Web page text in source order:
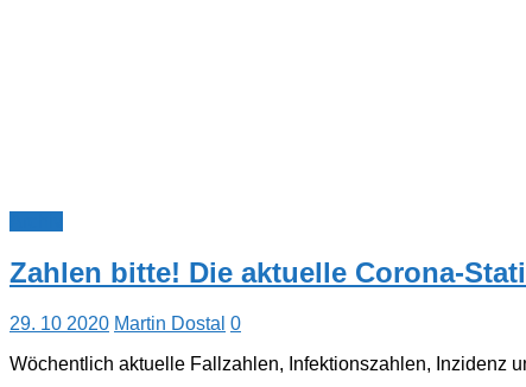
Zahlen bitte! Die aktuelle Corona-
29. 10 2020 Martin Dostal 0
Wöchentlich aktuelle Fallzahlen, Infektionszahlen, Inzidenz